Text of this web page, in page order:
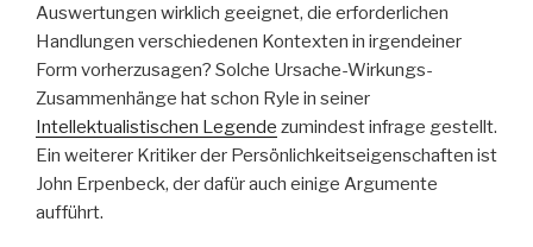
Auswertungen wirklich geeignet, die erforderlichen
Handlungen verschiedenen Kontexten in irgendeiner
Form vorherzusagen? Solche Ursache-Wirkungs-
Zusammenhänge hat schon Ryle in seiner
Intellektualistischen Legende zumindest infrage gestellt.
Ein weiterer Kritiker der Persönlichkeitseigenschaften ist
John Erpenbeck, der dafür auch einige Argumente
aufführt.